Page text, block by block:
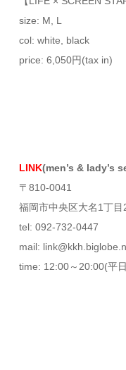
size: M, L
col: white, black
price: 6,050円(tax in)
LINK(men’s & lady’s
〒810-0041
福岡市中央区大名1丁
tel: 092-732-0447
mail:
time: 12:00～20:00(平